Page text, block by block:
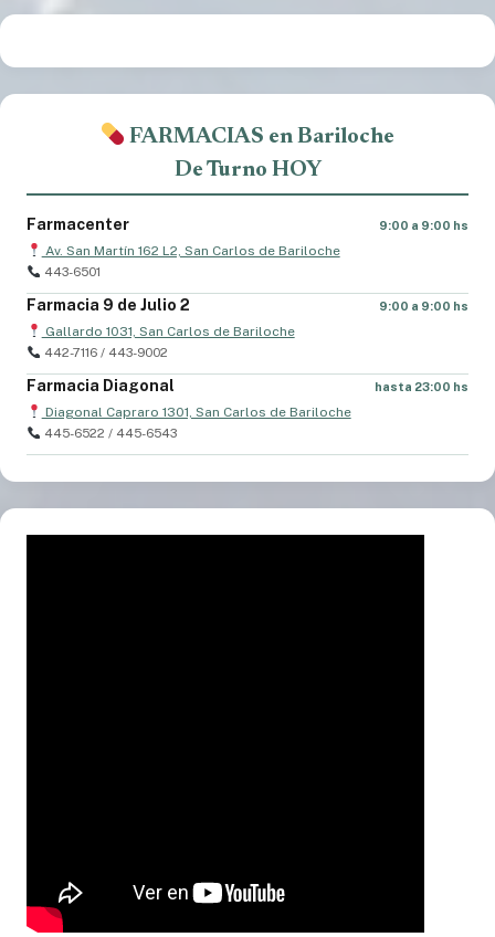
FARMACIAS en Bariloche
De Turno HOY
Farmacenter 9:00 a 9:00 hs
Av. San Martín 162 L2, San Carlos de Bariloche
443-6501
Farmacia 9 de Julio 2 9:00 a 9:00 hs
Gallardo 1031, San Carlos de Bariloche
442-7116 / 443-9002
Farmacia Diagonal hasta 23:00 hs
Diagonal Capraro 1301, San Carlos de Bariloche
445-6522 / 445-6543